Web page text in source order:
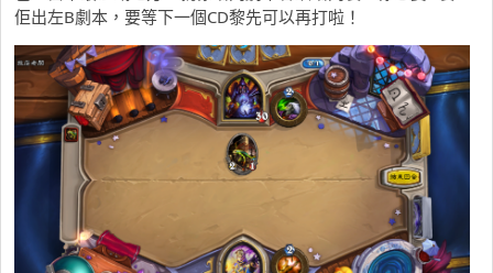
佢出左B劇本，要等下一個CD黎先可以再打啦！